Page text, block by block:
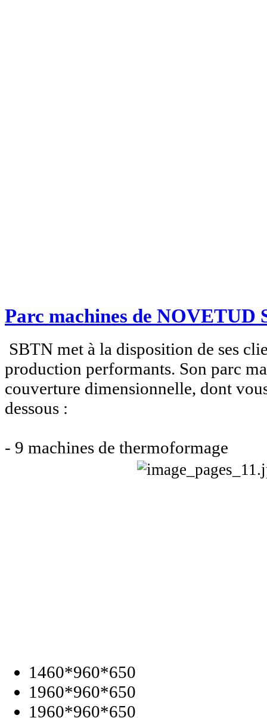
Parc machines de NOVETUD
SBTN met à la disposition de ses
production performants. Son parc
couverture dimensionnelle, dont
dessous :
- 9 machines de thermoformage
1460*960*650
1960*960*650
1960*960*650